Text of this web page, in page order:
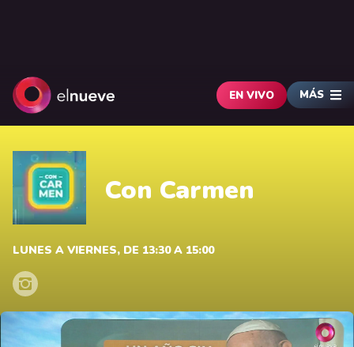
EN VIVO MÁS
Con Carmen
LUNES A VIERNES, DE 13:30 A 15:00